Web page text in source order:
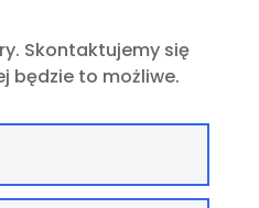
Skontaktujemy się
będzie to możliwe.